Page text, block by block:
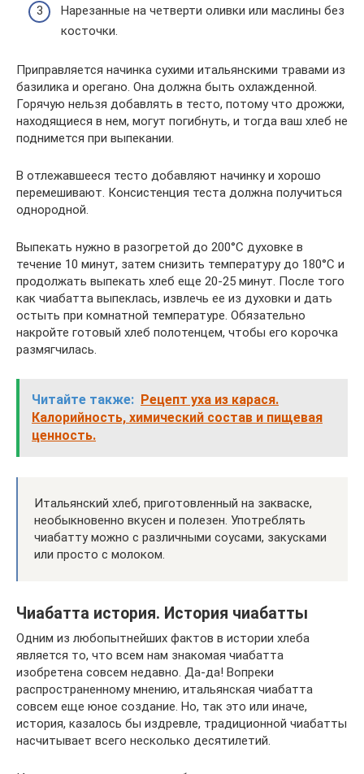
Нарезанные на четверти оливки или маслины без
косточки.
Приправляется начинка сухими итальянскими травами из
базилика и орегано. Она должна быть охлажденной.
Горячую нельзя добавлять в тесто, потому что дрожжи,
находящиеся в нем, могут погибнуть, и тогда ваш хлеб не
поднимется при выпекании.
В отлежавшееся тесто добавляют начинку и хорошо
перемешивают. Консистенция теста должна получиться
однородной.
Выпекать нужно в разогретой до 200°С духовке в
течение 10 минут, затем снизить температуру до 180°С и
продолжать выпекать хлеб еще 20-25 минут. После того
как чиaбатта выпеклась, извлечь ее из духовки и дать
остыть при комнатной температуре. Обязательно
накройте готовый хлеб полотенцем, чтобы его корочка
размягчилась.
Читайте также: Рецепт уха из карася.
Калорийность, химический состав и пищевая
ценность.
Итальянский хлеб, приготовленный на закваске,
необыкновенно вкусен и полезен. Употреблять
чиaбатту можно с различными соусами, закусками
или просто с молоком.
Чиабатта история. История чиабатты
Одним из любопытнейших фактов в истории хлеба
является то, что всем нам знакомая чиабатта
изобретена совсем недавно. Да-да! Вопреки
распространенному мнению, итальянская чиабатта
совсем еще юное создание. Но, так это или иначе,
история, казалось бы издревле, традиционной чиабатты
насчитывает всего несколько десятилетий.